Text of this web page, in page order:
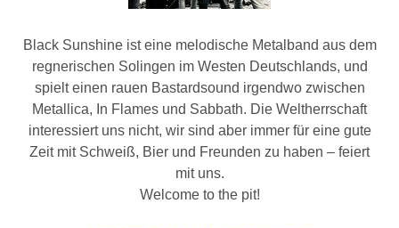
Black Sunshine ist eine melodische Metalband aus dem
regnerischen Solingen im Westen Deutschlands, und
spielt einen rauen Bastardsound irgendwo zwischen
Metallica, In Flames und Sabbath. Die Weltherrschaft
interessiert uns nicht, wir sind aber immer für eine gute
Zeit mit Schweiß, Bier und Freunden zu haben – feiert
mit uns.
Welcome to the pit!